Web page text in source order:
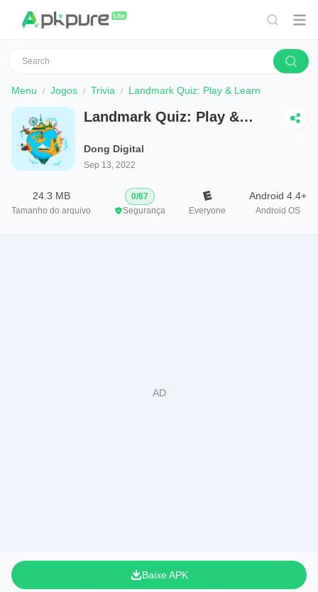
Menu Jogos Trivia Landmark Quiz: Play & Learn
Landmark Quiz: Play &
Dong Digital
Sep 13, 2022
24.3 MB
Tamanho do arquivo
0/67
Segurança
Everyone
Android 4.4+
Android OS
Baixe APK